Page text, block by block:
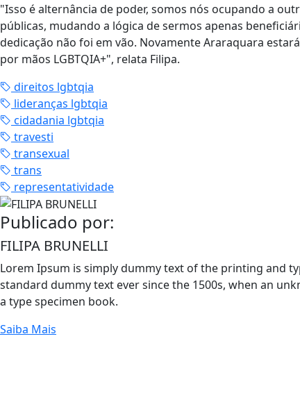
"Isso é alternância de poder, somos nós ocupando a
públicas, mudando a lógica de sermos apenas
dedicação não foi em vão. Novamente Araraquara
por mãos LGBTQIA+", relata Filipa.
direitos lgbtqia
lideranças lgbtqia
cidadania lgbtqia
travesti
transexual
trans
representatividade
Publicado por:
FILIPA BRUNELLI
Lorem Ipsum is simply dummy text of the printing and
standard dummy text ever since the 1500s, when an
a type specimen book.
Saiba Mais